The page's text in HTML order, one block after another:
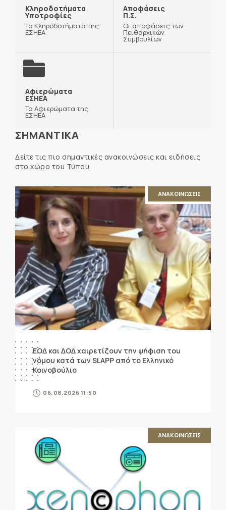
Κληροδοτήματα
Υποτροφίες
Τα Κληροδοτήματα της
ΕΣΗΕΑ
Αποφάσεις
Π.Σ.
Οι αποφάσεις των
Πειθαρχικών
Συμβουλίων
Αφιερώματα
ΕΣΗΕΑ
Τα Αφιερώματα της
ΕΣΗΕΑ
ΣΗΜΑΝΤΙΚΑ
Δείτε τις πιο σημαντικές ανακοινώσεις και ειδήσεις
στο χώρο του Τύπου.
ΑΝΑΚΟΙΝΩΣΕΙΣ
ΕΟΔ και ΔΟΔ χαιρετίζουν την ψήφιση του
νόμου κατά των SLAPP από το Ελληνικό
Κοινοβούλιο
06.08.2026 11:50
ΑΝΑΚΟΙΝΩΣΕΙΣ